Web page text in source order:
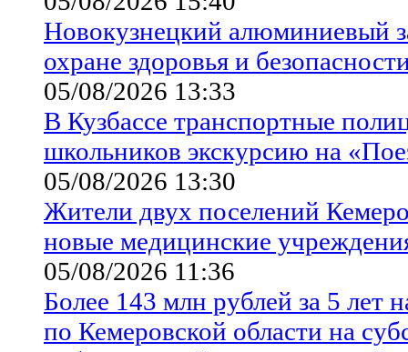
Новокузнецкий алюминиевый
охране здоровья и
05/08/2026 13:33
В Кузбассе транспортные
школьников экскурсию на
05/08/2026 13:30
Жители двух поселений
новые медицинские
05/08/2026 11:36
Более 143 млн рублей за 5 лет
по Кемеровской области на